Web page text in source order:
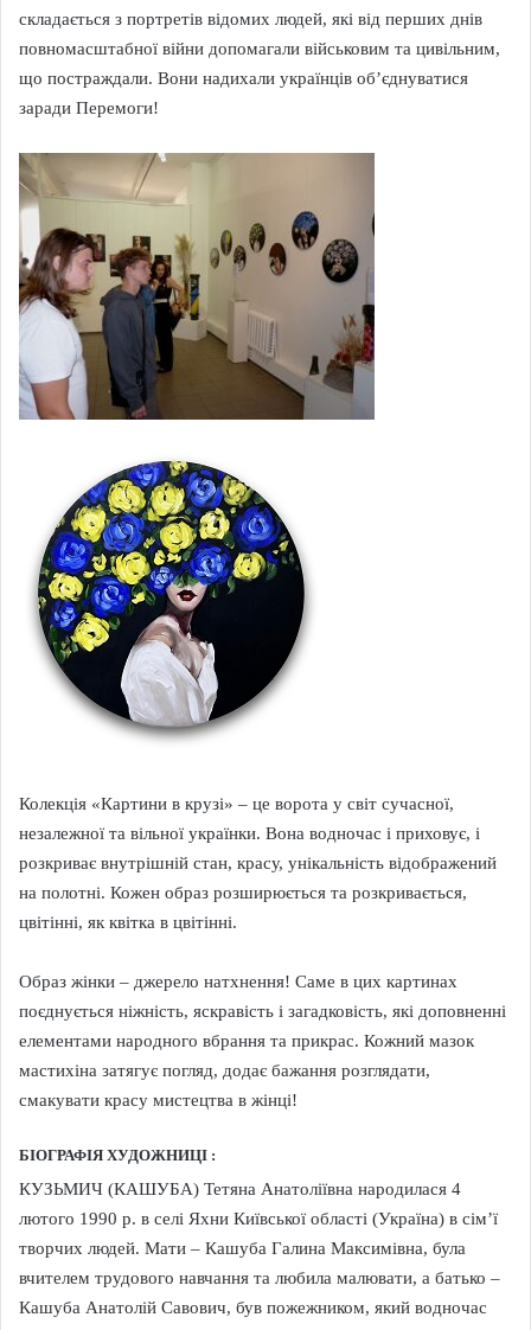
складається з портретів відомих людей, які від перших днів
повномасштабної війни допомагали військовим та цивільним,
що постраждали. Вони надихали українців об’єднуватися
заради Перемоги!
Колекція «Картини в крузі» – це ворота у світ сучасної,
незалежної та вільної українки. Вона водночас і приховує, і
розкриває внутрішній стан, красу, унікальність відображений
на полотні. Кожен образ розширюється та розкривається,
цвітінні, як квітка в цвітінні.
Образ жінки – джерело натхнення! Саме в цих картинах
поєднується ніжність, яскравість і загадковість, які доповненні
елементами народного вбрання та прикрас. Кожний мазок
мастихіна затягує погляд, додає бажання розглядати,
смакувати красу мистецтва в жінці!
БІОГРАФІЯ ХУДОЖНИЦІ :
КУЗЬМИЧ (КАШУБА) Тетяна Анатоліївна народилася 4
лютого 1990 р. в селі Яхни Київської області (Україна) в сім’ї
творчих людей. Мати – Кашуба Галина Максимівна, була
вчителем трудового навчання та любила малювати, а батько –
Кашуба Анатолій Савович, був пожежником, який водночас